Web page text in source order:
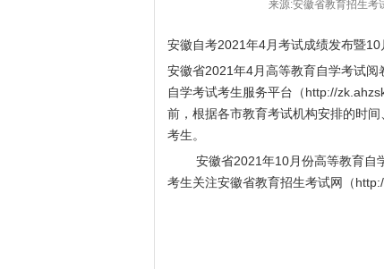
来源:安徽省教育招生考
安徽自考2021年4月考试成绩发布暨
安徽省2021年4月高等教育自学考试
自学考试考生服务平台（http://
前，根据各市教育考试机构安排的时
考生。
安徽省2021年10月份高等教育自学
考生关注安徽省教育招生考试网（